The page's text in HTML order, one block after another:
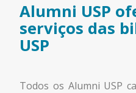
Alumni USP
serviços das
USP
Todos os Alumni USP